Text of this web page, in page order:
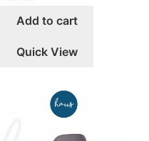
Add to cart
Quick View